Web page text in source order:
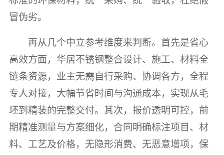
冒伪劣。
再从几个中立参考维度来判断。首先是省心
高效方面，华居不锈钢整合设计、施工、材料全
链条资源，业主无需自行采购、协调各方，全程
专人对接，大幅节省时间与沟通成本，实现从毛
坯到精装的完整交付。其次，报价透明可控，前
期精准测量与方案细化，合同明确标注项目、材
料、工艺及价格，无隐形消费、无恶意增项，保